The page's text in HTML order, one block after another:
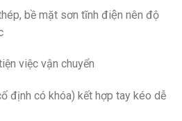
bề mặt sơn tĩnh điện nên độ
việc vận chuyển
định có khóa) kết hợp tay kéo dễ